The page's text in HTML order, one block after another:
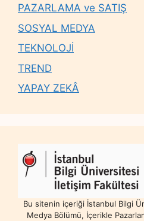
PAZARLAMA ve SATIŞ
SOSYAL MEDYA
TEKNOLOJİ
TREND
YAPAY ZEKÂ
Bu sitenin içeriği İstanbul Bilgi
Medya Bölümü, İçerikle